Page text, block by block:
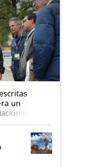
un
llegó
se
IPCVA